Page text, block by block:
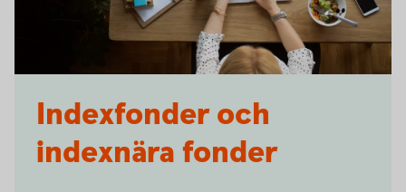
Indexfonder och
indexnära fonder